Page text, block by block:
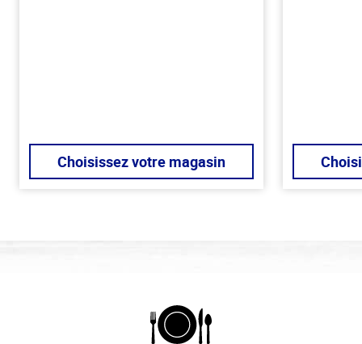
Choisissez votre magasin